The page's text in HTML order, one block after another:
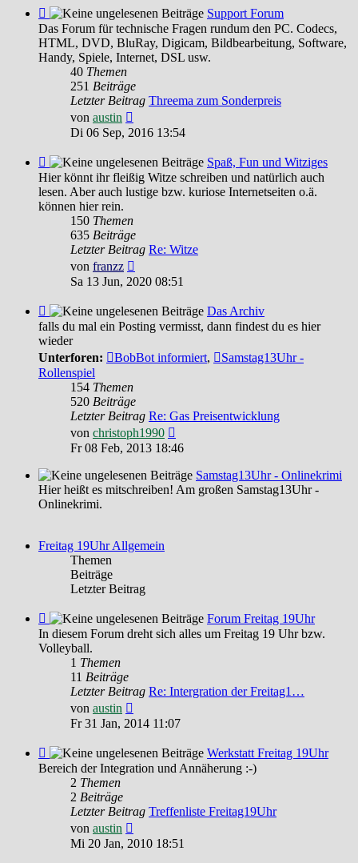
Feed
-
Support
Forum
Support Forum
Das Forum für technische Fragen rundum den PC. Codecs,
HTML, DVD, BluRay, Digicam, Bildbearbeitung, Software,
Handy, Spiele, Internet, DSL usw.
40 Themen
251 Beiträge
Letzter Beitrag Threema zum Sonderpreis
von austin
Beitrag
Di 06 Sep, 2016 13:54
Feed
-
Spaß,
Fun
Witziges
Spaß, Fun und Witziges
Hier könnt ihr fleißig Witze schreiben und natürlich auch
lesen. Aber auch lustige bzw. kuriose Internetseiten o.ä.
können hier rein.
150 Themen
635 Beiträge
Letzter Beitrag Re: Witze
von franzz
Beitrag
Sa 13 Jun, 2020 08:51
Feed
-
Das
Archiv
Das Archiv
falls du mal ein Posting vermisst, dann findest du es hier
wieder
Unterforen:
BobBot informiert,
Samstag13Uhr -
Rollenspiel
154 Themen
520 Beiträge
Letzter Beitrag Re: Gas Preisentwicklung
von christoph1990
Beitrag
Fr 08 Feb, 2013 18:46
Samstag13Uhr - Onlinekrimi
Hier heißt es mitschreiben! Am großen Samstag13Uhr -
Onlinekrimi.
Freitag 19Uhr Allgemein
Themen
Beiträge
Letzter Beitrag
Feed
-
Forum
Freitag
19Uhr
Forum Freitag 19Uhr
In diesem Forum dreht sich alles um Freitag 19 Uhr bzw.
Volleyball.
1 Themen
11 Beiträge
Letzter Beitrag Re: Intergration der Freitag1…
von austin
Beitrag
Fr 31 Jan, 2014 11:07
Feed
-
Werkstatt
Freitag
19Uhr
Werkstatt Freitag 19Uhr
Bereich der Integration und Annäherung :-)
2 Themen
2 Beiträge
Letzter Beitrag Treffenliste Freitag19Uhr
von austin
Beitrag
Mi 20 Jan, 2010 18:51